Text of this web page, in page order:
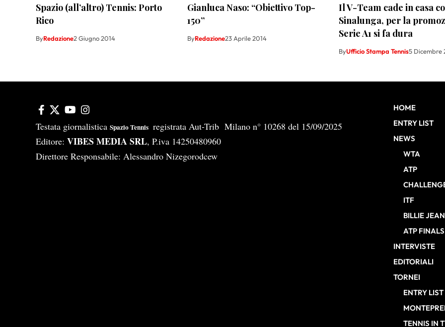
Spazio (all’altro) Tennis: Porto
Rico
ByRedazione2 Giugno 2014
Gianluca Naso: “Obiettivo Top-
150”
ByRedazione23 Aprile 2014
Il V-Team cade in casa
Sinalunga, per la
Serie A1 si fa dura
ByUfficio Stampa Tennis5 Dicembre
Testata giornalistica Spazio Tennis registrata Aut-Trib Milano n° 10268 del 15/09/2025
Editore: VIBES MEDIA SRL, P.iva 14250480960
Direttore Responsabile: Alessandro Nizegorodcew
HOME
ENTRY LIST
NEWS
WTA
ATP
ITF
BILLIE
ATP FINALS
INTERVISTE
EDITORIALI
TORNEI
ENTRY LIST
TENNIS IN